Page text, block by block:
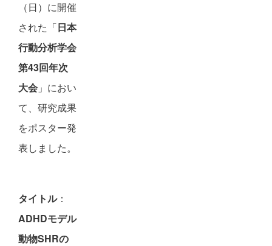
（日）に開催
された「日本
行動分析学会
第43回年次
大会 」におい
て、研究成果
をポスター発
表しました。
タイトル：
ADHDモデル
動物SHRの